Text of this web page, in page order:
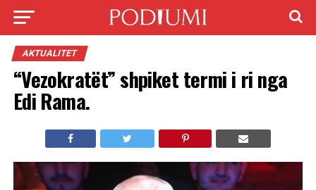
AKTUALITET
“Vezokratët” shpiket termi i ri nga
Edi Rama.